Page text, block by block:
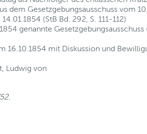
dem Gesetzgebungsausschuss vom
(StB Bd. 292, S. 111-112)
genannte
16.10.1854 mit Diskussion und
Ludwig von